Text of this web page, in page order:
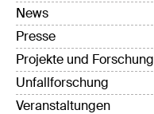
News
Presse
Projekte und Forschung
Unfallforschung
Veranstaltungen